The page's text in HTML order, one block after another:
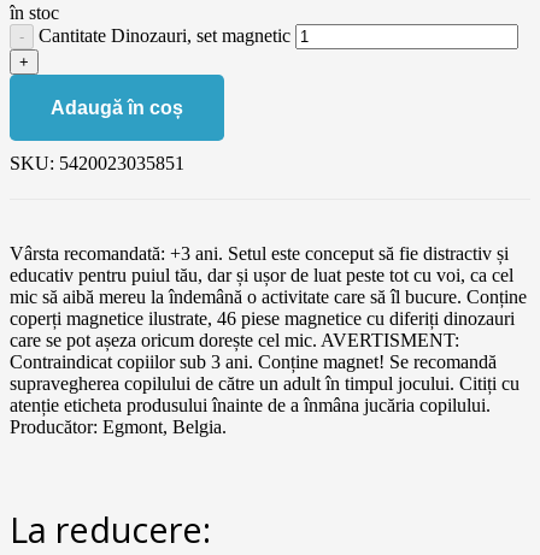
în stoc
Cantitate Dinozauri, set magnetic
Adaugă în coș
SKU: 5420023035851
Vârsta recomandată: +3 ani. Setul este conceput să fie distractiv și
educativ pentru puiul tău, dar și ușor de luat peste tot cu voi, ca cel
mic să aibă mereu la îndemână o activitate care să îl bucure. Conține
coperți magnetice ilustrate, 46 piese magnetice cu diferiți dinozauri
care se pot așeza oricum dorește cel mic. AVERTISMENT:
Contraindicat copiilor sub 3 ani. Conține magnet! Se recomandă
supravegherea copilului de către un adult în timpul jocului. Citiți cu
atenție eticheta produsului înainte de a înmâna jucăria copilului.
Producător: Egmont, Belgia.
La reducere: